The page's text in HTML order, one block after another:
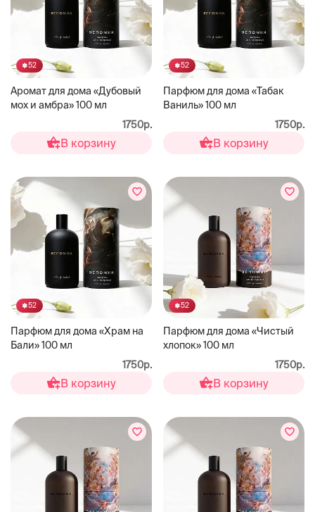
52
Аромат для дома «Дубовый
мох и амбра» 100 мл
1750р.
В корзину
52
Парфюм для дома «Табак
Ваниль» 100 мл
1750р.
В корзину
52
Парфюм для дома «Храм на
Бали» 100 мл
1750р.
В корзину
52
Парфюм для дома «Чистый
хлопок» 100 мл
1750р.
В корзину